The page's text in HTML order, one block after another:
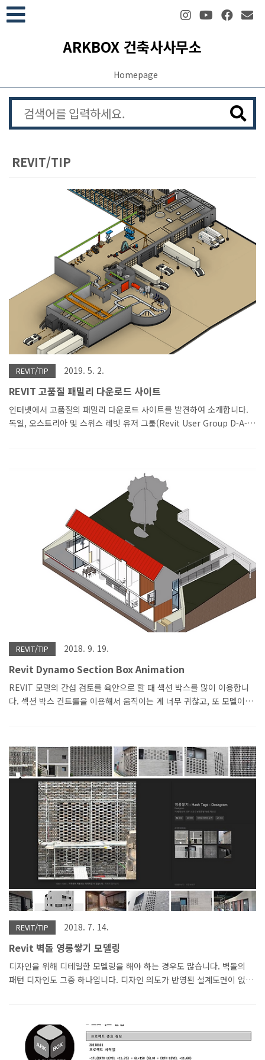
본문 바로가기
ARKBOX 건축사사무소
Homepage
REVIT/TIP
REVIT/TIP 2019. 5. 2.
REVIT 고품질 패밀리 다운로드 사이트
인터넷에서 고품질의 패밀리 다운로드 사이트를 발견하여 소개합니다.
독일, 오스트리아 및 스위스 레빗 유저 그룹(Revit User Group D-A-
뮤니티 차원에서 실무형으로 패밀리, 템플릿, 가이드 등을 제작하고, 공
유한다는 점이 인상적이었습니다. 우리나라에 있는 커뮤니티도 이렇게
발전했으면 좋겠네요. 한글로 소개된 사이트 링크 ->
https://knowledge.autodesk.com/ko/search-
result/caas/simplecontent/content/download-high-qual..
REVIT/TIP 2018. 9. 19.
Revit Dynamo Section Box Animation
REVIT 모델의 간섭 검토를 육안으로 할 때 섹션 박스를 많이 이용합니
다. 섹션 박스 컨트롤을 이용해서 움직이는 게 너무 귀찮고, 또 모델이
고 간섭 유무를 빠르게 판독하면 좋겠다는 아이디어로 DYNAMO를 활
용하여 만들어 봤습니다. Dynamator 패키지를 참고하여 새로 만들었
습니다. 시연은 영상을 확인해 주세요 PS. 바쁘신 분은 4분부터 보시면
REVIT/TIP 2018. 7. 14.
Revit 벽돌 영롱쌓기 모델링
디자인을 위해 디테일한 모델링을 해야 하는 경우도 많습니다. 벽돌의
패턴 디자인도 그중 하나입니다. 디자인 의도가 반영된 설계도면이 없